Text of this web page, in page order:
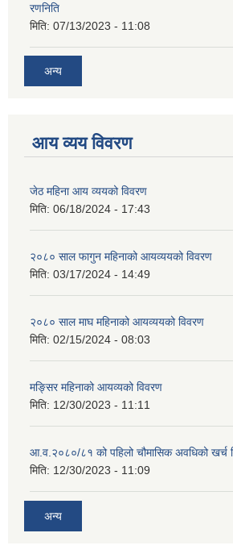
रणनिति
मिति: 07/13/2023 - 11:08
अन्य
आय व्यय विवरण
जेठ महिना आय व्ययको विवरण
मिति: 06/18/2024 - 17:43
२०८० साल फागुन महिनाको आयव्ययको विवरण
मिति: 03/17/2024 - 14:49
२०८० साल माघ महिनाको आयव्ययको विवरण
मिति: 02/15/2024 - 08:03
मङ्सिर महिनाको आयव्यको विवरण
मिति: 12/30/2023 - 11:11
आ.व.२०८०/८१ को पहिलो चौमासिक अवधिको खर्च
मिति: 12/30/2023 - 11:09
अन्य